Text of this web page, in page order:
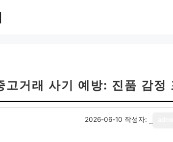
고거래 사기 예방: 진품 감정
2026-06-10 작성자: